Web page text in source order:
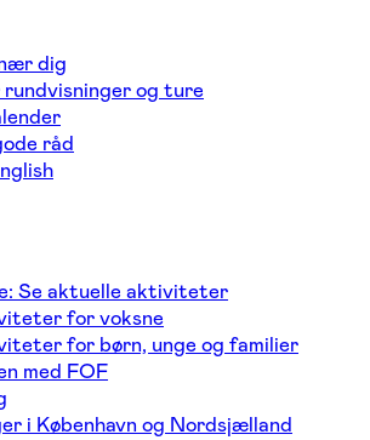
dig
og ture
råd
Se aktuelle aktiviteter
for voksne
for børn, unge og familier
med FOF
i København og Nordsjælland